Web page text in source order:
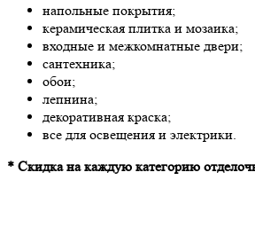
напольные покрытия;
керамическая плитка и мозаика;
входные и межкомнатные двери;
сантехника;
обои;
лепнина;
декоративная краска;
все для освещения и электрики.
* Скидка на каждую категорию